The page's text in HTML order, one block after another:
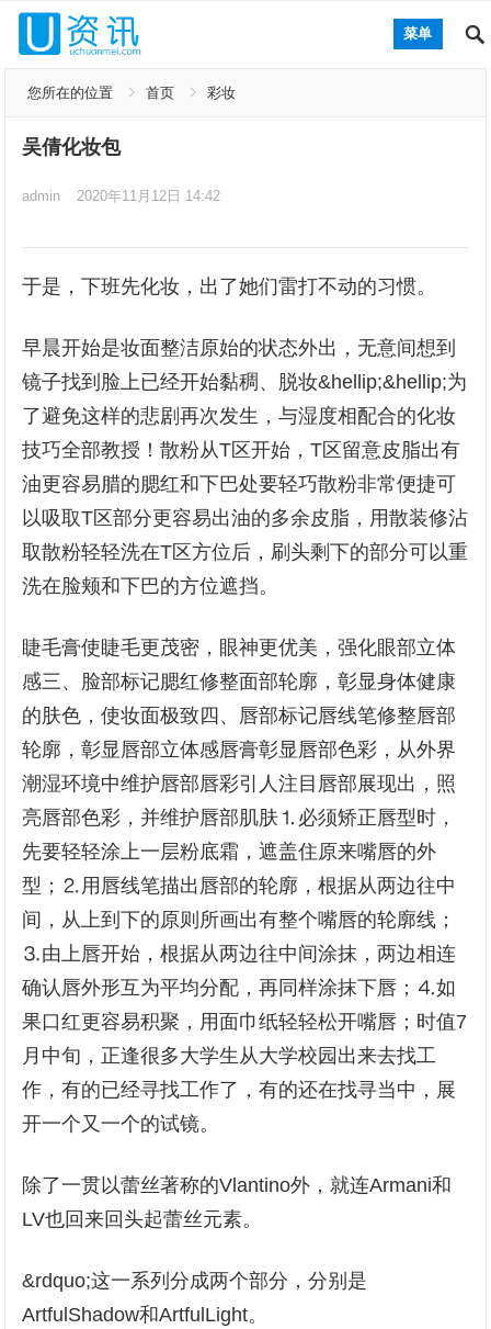
菜单
您所在的位置 首页 彩妆
吴倩化妆包
admin 2020年11月12日 14:42
于是，下班先化妆，出了她们雷打不动的习惯。
早晨开始是妆面整洁原始的状态外出，无意间想到
镜子找到脸上已经开始黏稠、脱妆&hellip;&hellip;为
了避免这样的悲剧再次发生，与湿度相配合的化妆
技巧全部教授！散粉从T区开始，T区留意皮脂出有
油更容易腊的腮红和下巴处要轻巧散粉非常便捷可
以吸取T区部分更容易出油的多余皮脂，用散装修沾
取散粉轻轻洗在T区方位后，刷头剩下的部分可以重
洗在脸颊和下巴的方位遮挡。
睫毛膏使睫毛更茂密，眼神更优美，强化眼部立体
感三、脸部标记腮红修整面部轮廓，彰显身体健康
的肤色，使妆面极致四、唇部标记唇线笔修整唇部
轮廓，彰显唇部立体感唇膏彰显唇部色彩，从外界
潮湿环境中维护唇部唇彩引人注目唇部展现出，照
亮唇部色彩，并维护唇部肌肤⒈必须矫正唇型时，
先要轻轻涂上一层粉底霜，遮盖住原来嘴唇的外
型；⒉用唇线笔描出唇部的轮廓，根据从两边往中
间，从上到下的原则所画出有整个嘴唇的轮廓线；
⒊由上唇开始，根据从两边往中间涂抹，两边相连
确认唇外形互为平均分配，再同样涂抹下唇；⒋如
果口红更容易积聚，用面巾纸轻轻松开嘴唇；时值7
月中旬，正逢很多大学生从大学校园出来去找工
作，有的已经寻找工作了，有的还在找寻当中，展
开一个又一个的试镜。
除了一贯以蕾丝著称的Vlantino外，就连Armani和
LV也回来回头起蕾丝元素。
&rdquo;这一系列分成两个部分，分别是
ArtfulShadow和ArtfulLight。